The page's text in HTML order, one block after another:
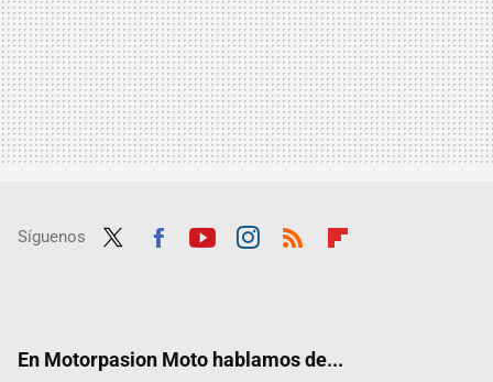
Síguenos
En Motorpasion Moto hablamos de...